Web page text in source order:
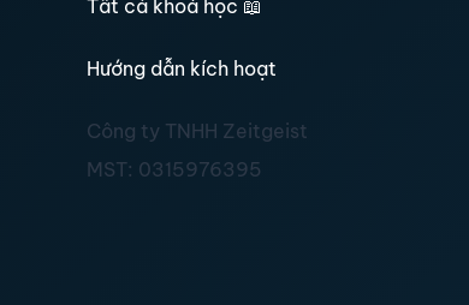
Tất cả khoá học 📖
Hướng dẫn kích hoạt
Công ty TNHH Zeitgeist
MST: 0315976395